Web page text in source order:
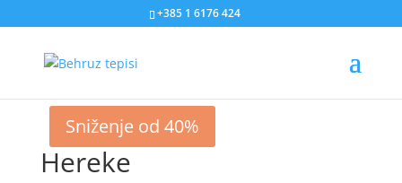
+385 1 6176 424
Hereke
Sniženje od 40%